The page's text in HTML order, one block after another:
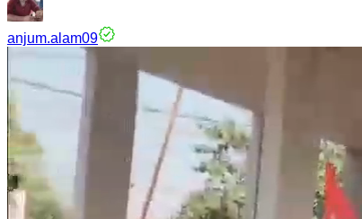
anjum.alam09